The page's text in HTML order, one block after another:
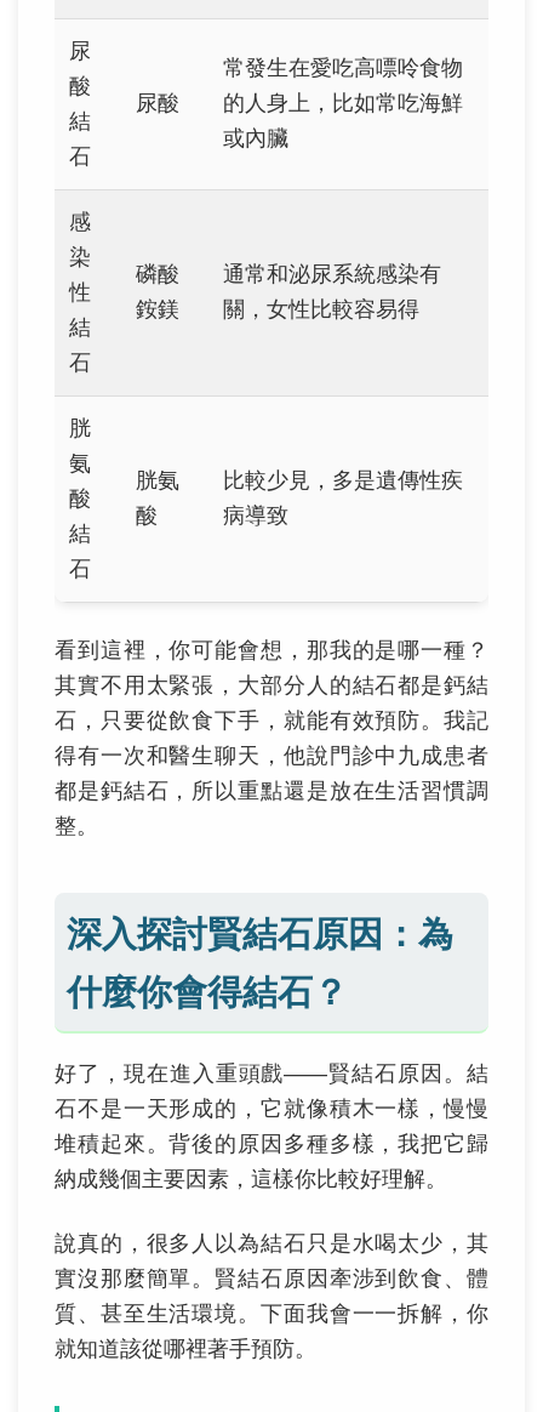
尿
酸
結
石
尿酸
常發生在愛吃高嘌呤食物
的人身上，比如常吃海鮮
或內臟
感
染
性
結
石
磷酸
銨鎂
通常和泌尿系統感染有
關，女性比較容易得
胱
氨
酸
結
石
胱氨
酸
比較少見，多是遺傳性疾
病導致
看到這裡，你可能會想，那我的是哪一種？
其實不用太緊張，大部分人的結石都是鈣結
石，只要從飲食下手，就能有效預防。我記
得有一次和醫生聊天，他說門診中九成患者
都是鈣結石，所以重點還是放在生活習慣調
整。
深入探討賢結石原因：為
什麼你會得結石？
好了，現在進入重頭戲——賢結石原因。結
石不是一天形成的，它就像積木一樣，慢慢
堆積起來。背後的原因多種多樣，我把它歸
納成幾個主要因素，這樣你比較好理解。
說真的，很多人以為結石只是水喝太少，其
實沒那麼簡單。賢結石原因牽涉到飲食、體
質、甚至生活環境。下面我會一一拆解，你
就知道該從哪裡著手預防。